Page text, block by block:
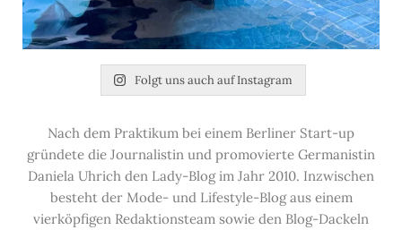
Folgt uns auch auf Instagram
Nach dem Praktikum bei einem Berliner Start-up
gründete die Journalistin und promovierte Germanistin
Daniela Uhrich den Lady-Blog im Jahr 2010. Inzwischen
besteht der Mode- und Lifestyle-Blog aus einem
vierköpfigen Redaktionsteam sowie den Blog-Dackeln